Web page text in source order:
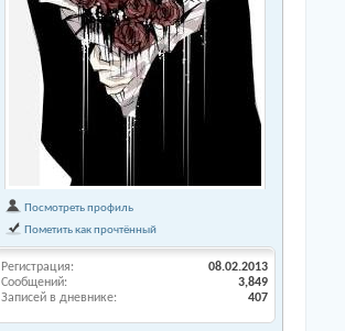
Посмотреть профиль
Пометить как прочтённый
Регистрация
08.02.2013
Сообщений
3,849
Записей в дневнике
407